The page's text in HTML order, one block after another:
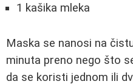
1 kašika mleka
Maska se nanosi na
minuta preno nego što
da se koristi jednom ili